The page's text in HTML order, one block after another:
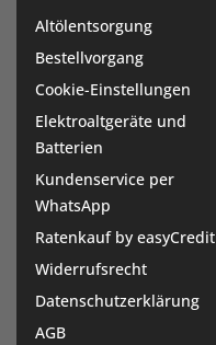
Altölentsorgung
Bestellvorgang
Cookie-Einstellungen
Elektroaltgeräte und
Batterien
Kundenservice per
WhatsApp
Ratenkauf by easyCredit
Widerrufsrecht
Datenschutzerklärung
AGB